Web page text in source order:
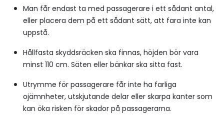
Man får endast ta med passagerare i ett sådant antal,
eller placera dem på ett sådant sätt, att fara inte kan
uppstå.
Hållfasta skyddsräcken ska finnas, höjden bör vara
minst 110 cm. Säten eller bänkar ska sitta fast.
Utrymme för passagerare får inte ha farliga
ojämnheter, utskjutande delar eller skarpa kanter som
kan öka risken för skador på passagerarna.